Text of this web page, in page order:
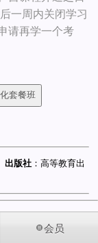
一周内关闭学习
请再学一个考
套餐班
出版社：高等教育出
会员